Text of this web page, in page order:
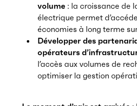
volume: la croissance de
électrique permet
économies à long terme
Développer des
opérateurs
l’accès aux volumes de
optimiser la gestion